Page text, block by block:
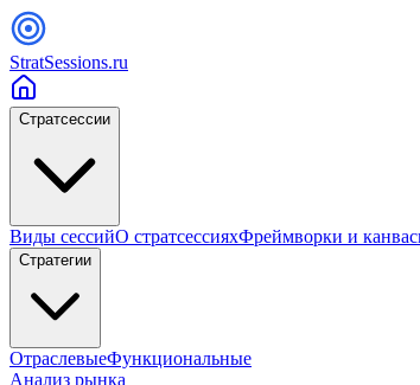
StratSessions.ru
Стратсессии
Виды сессийО стратсессияхФреймворки и
Стратегии
ОтраслевыеФункциональные
Анализ рынка